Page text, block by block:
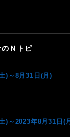
Ｎトピ
)～8月31日(月)
)～2023年8月31日(